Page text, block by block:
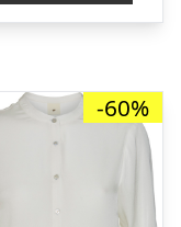
kr. 1.875,00.kr.
-60%